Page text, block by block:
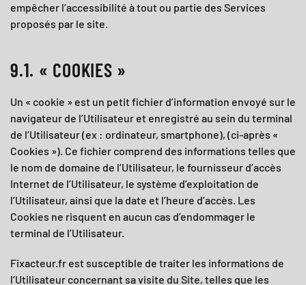
empêcher l’accessibilité à tout ou partie des Services
proposés par le site.
9.1. « COOKIES »
Un « cookie » est un petit fichier d’information envoyé sur le
navigateur de l’Utilisateur et enregistré au sein du terminal
de l’Utilisateur (ex : ordinateur, smartphone), (ci-après «
Cookies »). Ce fichier comprend des informations telles que
le nom de domaine de l’Utilisateur, le fournisseur d’accès
Internet de l’Utilisateur, le système d’exploitation de
l’Utilisateur, ainsi que la date et l’heure d’accès. Les
Cookies ne risquent en aucun cas d’endommager le
terminal de l’Utilisateur.
Fixacteur.fr est susceptible de traiter les informations de
l’Utilisateur concernant sa visite du Site, telles que les